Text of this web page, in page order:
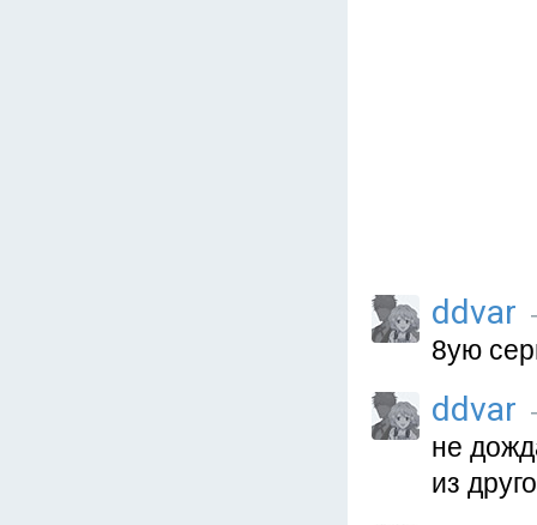
ddvar
8ую
ddvar
не
из